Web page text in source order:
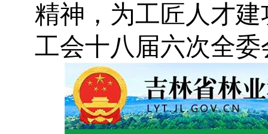
精神，为工匠人才
工会十八届六次全